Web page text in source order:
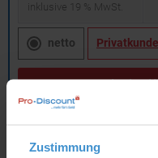
Zustimmung
inklusive 19 % MwSt.
netto
In den